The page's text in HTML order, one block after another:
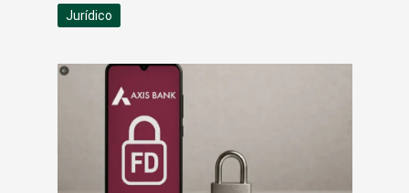
Jurídico